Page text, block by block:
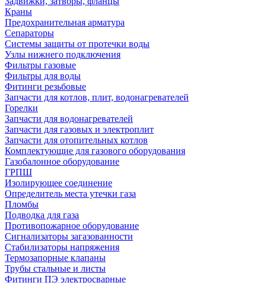
Краны
Предохранительная арматура
Сепараторы
Системы защиты от протечки воды
Узлы нижнего подключения
Фильтры газовые
Фильтры для воды
Фитинги резьбовые
Запчасти для котлов, плит, водонагревателей
Горелки
Запчасти для водонагревателей
Запчасти для газовых и электроплит
Запчасти для отопительных котлов
Комплектующие для газового оборудования
Газобалонное оборудование
ГРПШ
Изолирующее соединение
Определитель места утечки газа
Пломбы
Подводка для газа
Противопожарное оборудование
Сигнализаторы загазованности
Стабилизаторы напряжения
Термозапорные клапаны
Трубы стальные и листы
Фитинги ПЭ электросварные